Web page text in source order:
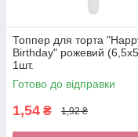
Топпер для торта
Birthday" рожевий
1шт.
Готово до відправки
1,54 ₴ 1,92 ₴